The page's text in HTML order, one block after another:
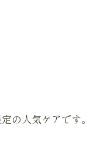
の人気ケアです。